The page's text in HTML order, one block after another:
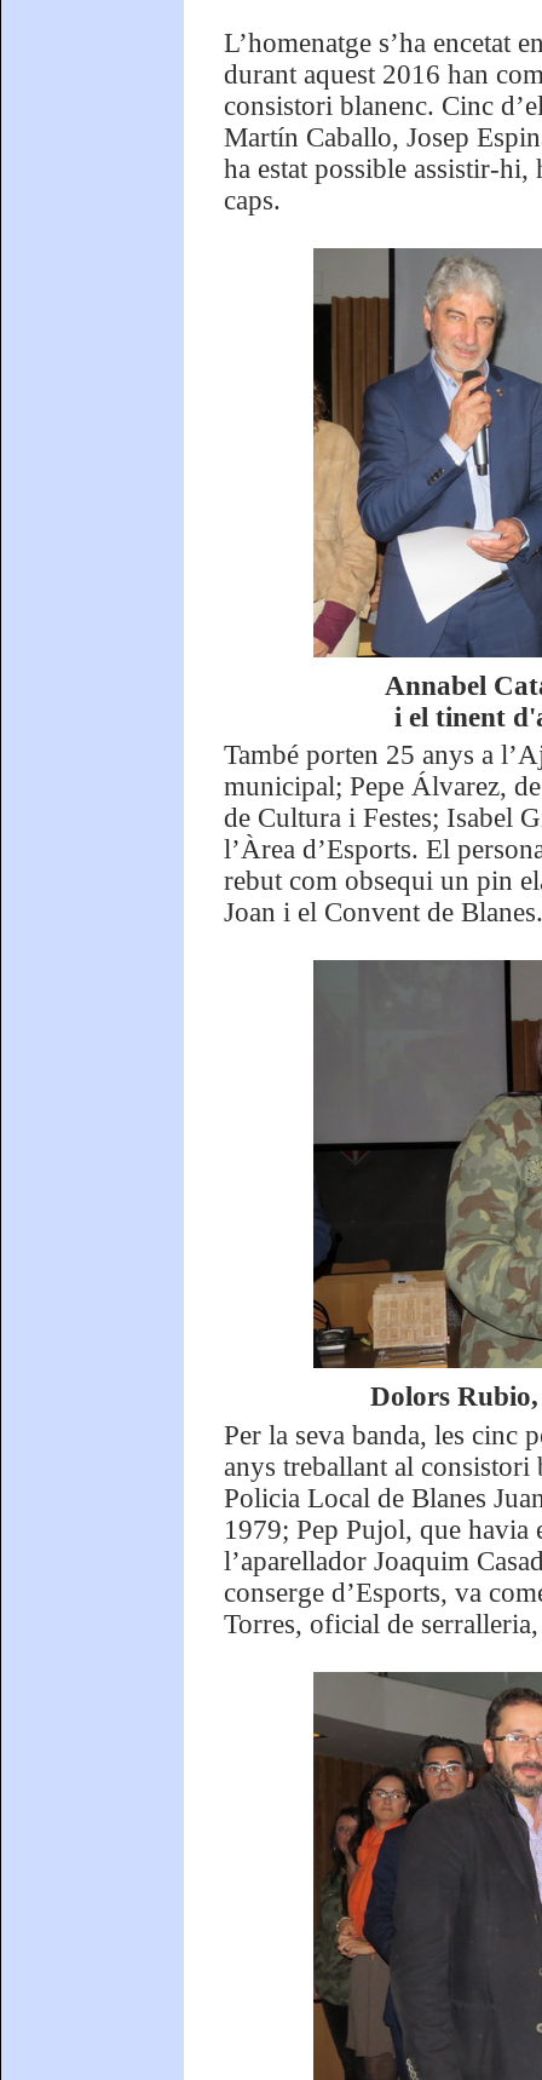
L’homenatge s’ha encetat
durant aquest 2016 han
consistori blanenc. Cinc
Martín Caballo, Josep
ha estat possible assistir-
caps.
Annabel
i el tinent
També porten 25 anys a
municipal; Pepe Álvarez,
de Cultura i Festes; Isabel
l’Àrea d’Esports. El
rebut com obsequi un pin
Joan i el Convent de Blanes.
Dolors
Per la seva banda, les cinc
anys treballant al consistori
Policia Local de Blanes
1979; Pep Pujol, que havia
l’aparellador Joaquim
conserge d’Esports, va
Torres, oficial de